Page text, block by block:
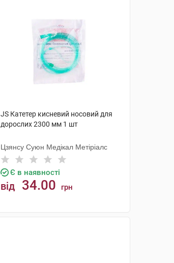
JS Катетер кисневий носовий для
дорослих 2300 мм 1 шт
Цзянсу Суюн Медікал Метіріалс
Є в наявності
від 34.00 грн